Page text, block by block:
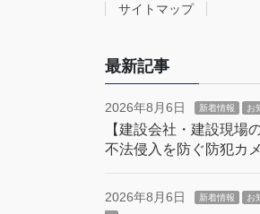
サイトマップ
最新記事
2026年8月6日 新着情報 お
【建設会社・建設現場
不法侵入を防ぐ防犯カ
2026年8月6日 新着情報 お